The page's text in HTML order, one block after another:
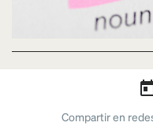
Compartir en